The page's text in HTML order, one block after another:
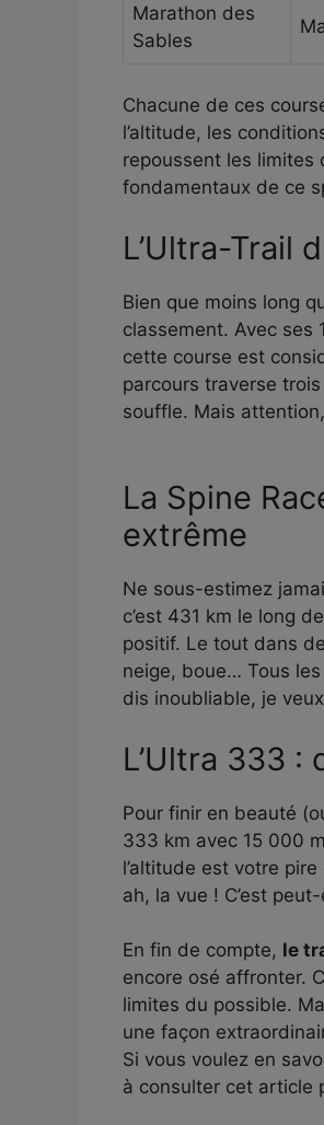
Marathon des
Sables
Chacune de ces
l’altitude, les
repoussent les limites
fondamentaux de ce
L’Ultra-Trail
Bien que moins long
classement. Avec ses
cette course est
parcours traverse
souffle. Mais
La Spine
extrême
Ne sous-estimez
c’est 431 km le long
positif. Le tout dans
neige, boue… Tous
dis inoubliable, je
L’Ultra 333 :
Pour finir en beauté
333 km avec 15 000
l’altitude est votre
ah, la vue ! C’est
En fin de compte, le
encore osé affronter.
limites du possible.
une façon
Si vous voulez en
à consulter cet article